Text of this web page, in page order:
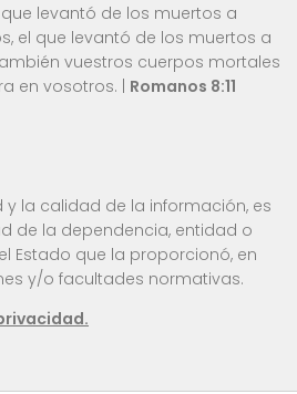
levantó de los muertos a
el que levantó de los muertos a
vuestros cuerpos mortales
en vosotros. | Romanos 8:11
y la calidad de la información, es
de la dependencia, entidad o
Estado que la proporcionó, en
y/o facultades normativas.